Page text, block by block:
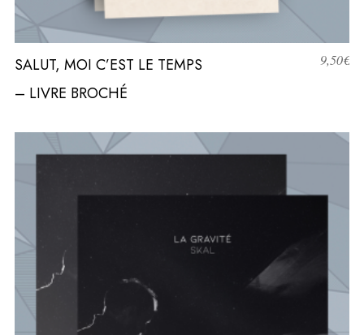
SALUT, MOI C’EST LE TEMPS
– LIVRE BROCHÉ
9,50€